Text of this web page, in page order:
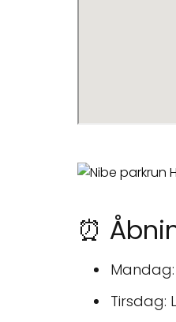
⏰
Mandag:
Tirsdag: